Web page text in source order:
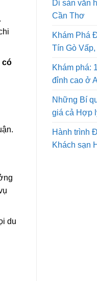
có
du
Di sản văn
Cần Thơ
Khám Phá
Tín Gò Vấp,
Khám phá:
đỉnh cao ở
Những Bí
giá cả Hợp
Hành trình
Khách sạn